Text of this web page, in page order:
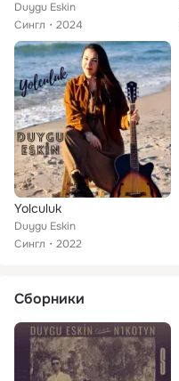
Duygu Eskin
Сингл
2024
Yolculuk
Duygu Eskin
Сингл
2022
Сборники